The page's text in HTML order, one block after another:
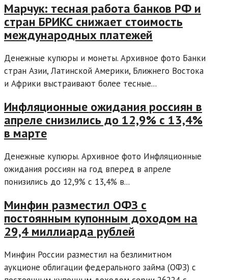
Марчук: тесная работа банков РФ и
стран БРИКС снижает стоимость
международных платежей
Денежные купюры и монеты. Архивное фото Банки
стран Азии, Латинской Америки, Ближнего Востока
и Африки выстраивают более тесные...
Инфляционные ожидания россиян в
апреле снизились до 12,9% с 13,4%
в марте
Денежные купюры. Архивное фото Инфляционные
ожидания россиян на год вперед в апреле
понизились до 12,9% с 13,4% в...
Минфин разместил ОФЗ с
постоянным купонным доходом на
29,4 миллиарда рублей
Минфин России разместил на безлимитном
аукционе облигации федерального займа (ОФЗ) с